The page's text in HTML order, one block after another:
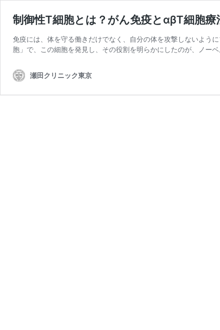
制御性T細胞とは？がん免疫とαβT細胞療
免疫には、体を守る働きだけでなく、自分の体を攻撃しないよう
胞」で、この細胞を発見し、その役割を明らかにしたのが、ノー
瀬田クリニック東京